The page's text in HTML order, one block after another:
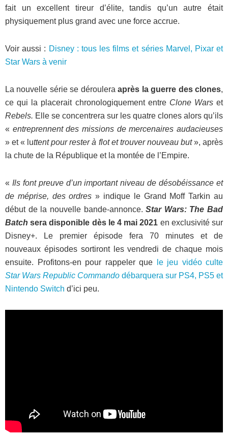
fait un excellent tireur d’élite, tandis qu’un autre était
physiquement plus grand avec une force accrue.
Voir aussi : Disney : tous les films et séries Marvel, Pixar et
Star Wars à venir
La nouvelle série se dérouleraaprès la guerre des clones,
ce qui la placerait chronologiquement entre Clone Warset
Rebels. Elle se concentrera sur les quatre clones alors qu’ils
« entreprennent des missions de mercenaires audacieuses
» et « luttent pour rester à flot et trouver nouveau but», après
la chute de la République et la montée de l’Empire.
« Ils font preuve d’un important niveau de désobéissance et
de méprise, des ordres » indique le Grand Moff Tarkin au
début de la nouvelle bande-annonce.Star Wars: The Bad
Batchsera disponible dès le 4 mai 2021 en exclusivité sur
Disney+. Le premier épisode fera 70 minutes et de
nouveaux épisodes sortiront les vendredi de chaque mois
ensuite. Profitons-en pour rappeler que
le jeu vidéo culte
Star Wars Republic Commando débarquera sur PS4, PS5 et
Nintendo Switch d’ici peu.